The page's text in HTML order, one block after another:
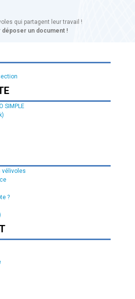
qui partagent leur travail !
déposer un document !
SIMPLE
vélivoles
?